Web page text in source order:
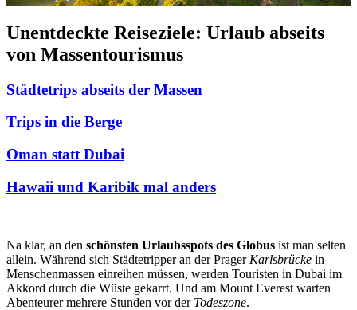
Unentdeckte Reiseziele: Urlaub abseits
von Massentourismus
Städtetrips abseits der Massen
Trips in die Berge
Oman statt Dubai
Hawaii und Karibik mal anders
Na klar, an den schönsten Urlaubsspots des Globus ist man selten
allein. Während sich Städtetripper an der Prager Karlsbrücke in
Menschenmassen einreihen müssen, werden Touristen in Dubai im
Akkord durch die Wüste gekarrt. Und am Mount Everest warten
Abenteurer mehrere Stunden vor der Todeszone.